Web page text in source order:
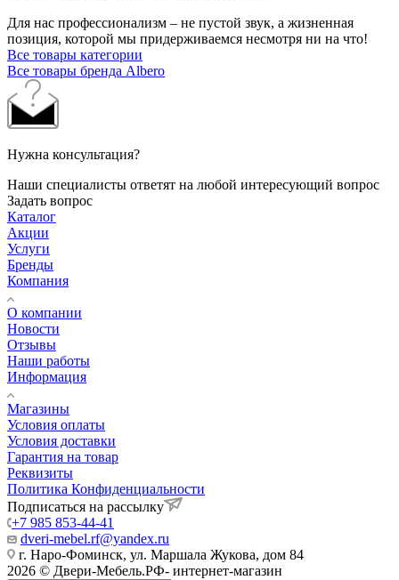
Для нас профессионализм – не пустой звук, а жизненная
позиция, которой мы придерживаемся несмотря ни на что!
Все товары категории
Все товары бренда Albero
Нужна консультация?
Наши специалисты ответят на любой интересующий вопрос
Задать вопрос
Каталог
Акции
Услуги
Бренды
Компания
О компании
Новости
Отзывы
Наши работы
Информация
Магазины
Условия оплаты
Условия доставки
Гарантия на товар
Реквизиты
Политика Конфиденциальности
Подписаться на рассылку
+7 985 853-44-41
dveri-mebel.rf@yandex.ru
г. Наро-Фоминск, ул. Маршала Жукова, дом 84
2026 © Двери-Мебель.РФ- интернет-магазин